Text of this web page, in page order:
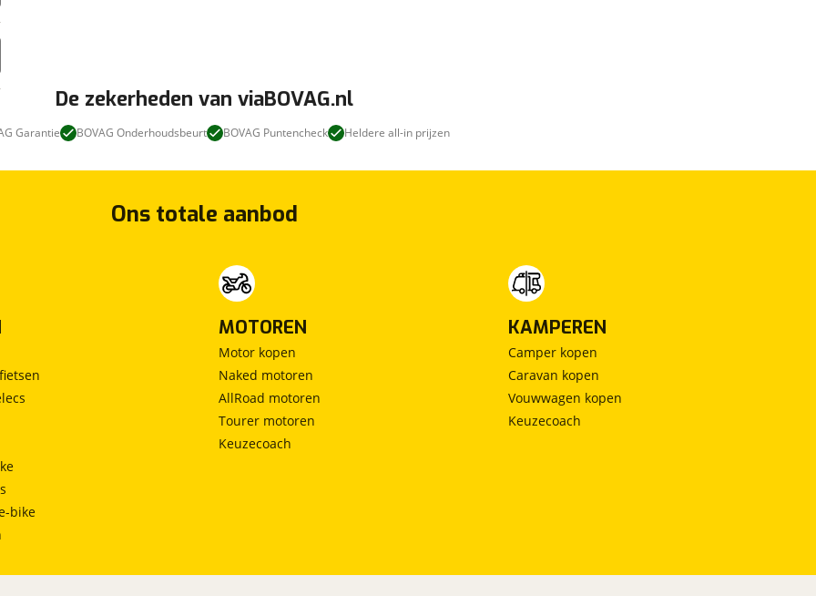
De zekerheden van viaBOVAG.nl
Garantie BOVAG Onderhoudsbeurt BOVAG Puntencheck Heldere all-in prijzen
Ons totale aanbod
bike
MOTOREN
Motor kopen
Naked motoren
AllRoad motoren
Tourer motoren
Keuzecoach
KAMPEREN
Camper kopen
Caravan kopen
Vouwwagen kopen
Keuzecoach